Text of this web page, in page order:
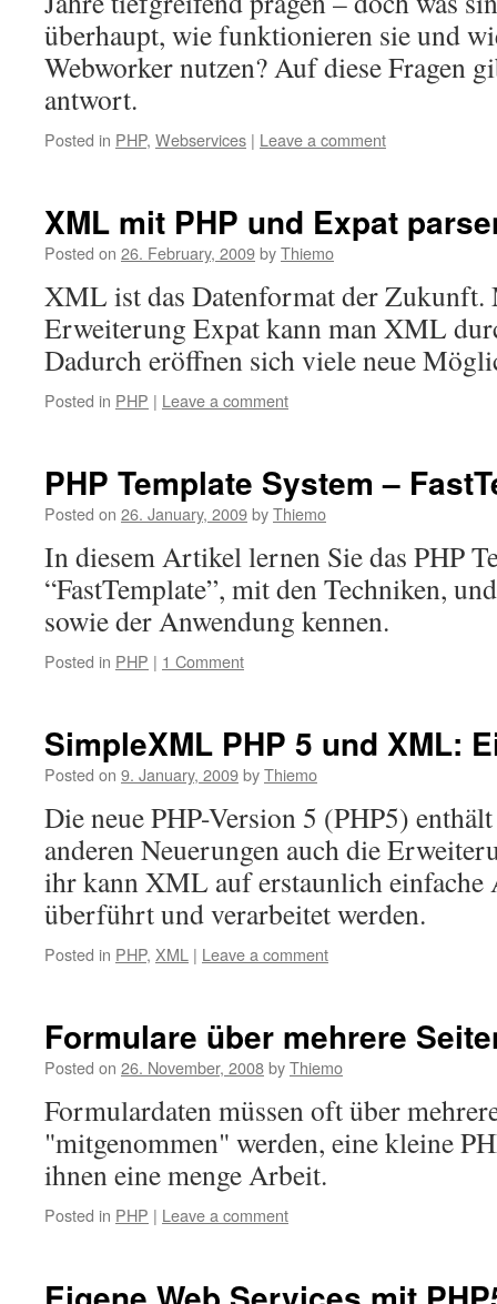
überhaupt, wie funktionieren sie und
Webworker nutzen? Auf diese Fragen
antwort.
Posted in PHP, Webservices | Leave a comment
XML mit PHP und Expat
Posted on 26. February, 2009byThiemo
XML ist das Datenformat der Zukunft.
Erweiterung Expat kann man XML
Dadurch eröffnen sich viele neue
Posted in PHP | Leave a comment
PHP Template System –
Posted on 26. January, 2009byThiemo
In diesem Artikel lernen Sie das PHP
“FastTemplate”, mit den Techniken,
sowie der Anwendung kennen.
Posted in PHP | 1 Comment
SimpleXML PHP 5 und XML:
Posted on 9. January, 2009byThiemo
Die neue PHP-Version 5 (PHP5)
anderen Neuerungen auch die
ihr kann XML auf erstaunlich
überführt und verarbeitet werden.
Posted in PHP, XML | Leave a comment
Formulare über mehrere
Posted on 26. November, 2008byThiemo
Formulardaten müssen oft über
"mitgenommen" werden, eine kleine
ihnen eine menge Arbeit.
Posted in PHP | Leave a comment